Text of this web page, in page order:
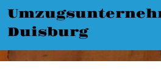
Duisburg